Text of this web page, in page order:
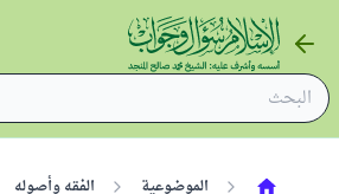
الموضوعية الفقه وأصوله